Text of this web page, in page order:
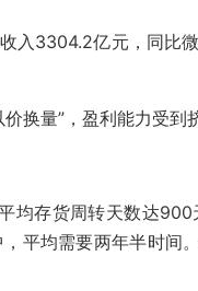
入3304.2亿元，同比
换量”，盈利能力受到
存货周转天数达900
平均需要两年半时间